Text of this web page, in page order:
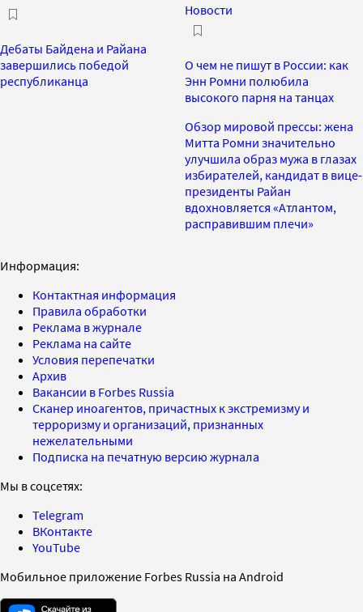
Дебаты Байдена и Райана
завершились победой
республиканца
Новости
О чем не пишут в России: как
Энн Ромни полюбила
высокого парня на танцах
Обзор мировой прессы: жена
Митта Ромни значительно
улучшила образ мужа в глазах
избирателей, кандидат в вице-
президенты Райан
вдохновляется «Атлантом,
расправившим плечи»
Информация:
Контактная информация
Правила обработки
Реклама в журнале
Реклама на сайте
Условия перепечатки
Архив
Вакансии в Forbes Russia
Сканер иноагентов, причастных к экстремизму и
терроризму и организаций, признанных
нежелательными
Подписка на печатную версию журнала
Мы в соцсетях:
Telegram
ВКонтакте
YouTube
Мобильное приложение Forbes Russia на Android